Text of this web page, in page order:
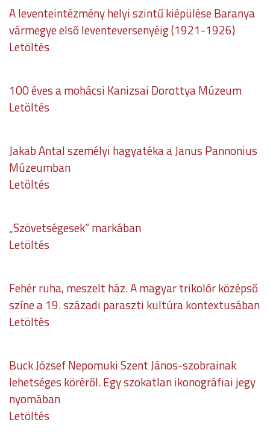
A leventeintézmény helyi szintű kiépülése Baranya
vármegye első leventeversenyéig (1921-1926)
Letöltés
100 éves a mohácsi Kanizsai Dorottya Múzeum
Letöltés
Jakab Antal személyi hagyatéka a Janus Pannonius
Múzeumban
Letöltés
„Szövetségesek” markában
Letöltés
Fehér ruha, meszelt ház. A magyar trikolór középső
színe a 19. századi paraszti kultúra kontextusában
Letöltés
Buck József Nepomuki Szent János-szobrainak
lehetséges köréről. Egy szokatlan ikonográfiai jegy
nyomában
Letöltés